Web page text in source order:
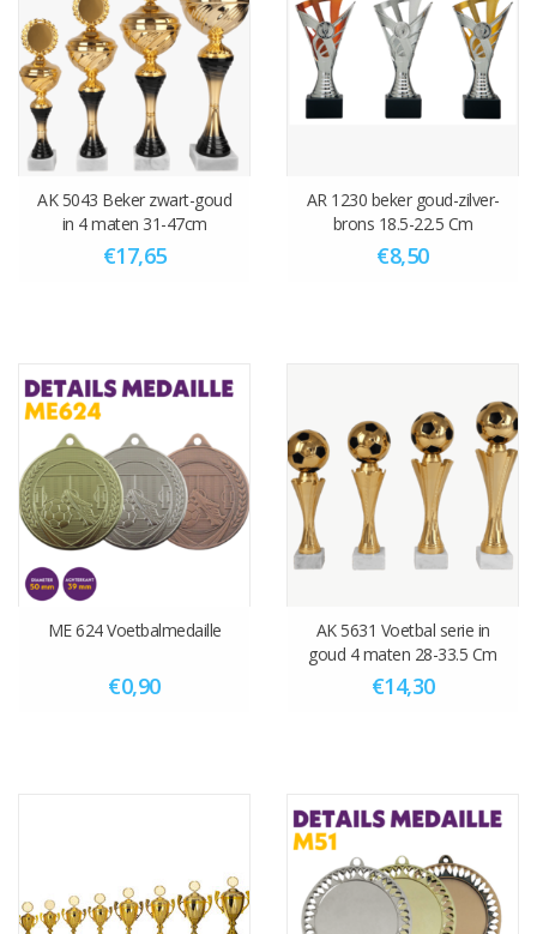
AK 5043 Beker zwart-goud
in 4 maten 31-47cm
€17,65
AR 1230 beker goud-zilver-
brons 18.5-22.5 Cm
€8,50
ME 624 Voetbalmedaille
€0,90
AK 5631 Voetbal serie in
goud 4 maten 28-33.5 Cm
€14,30